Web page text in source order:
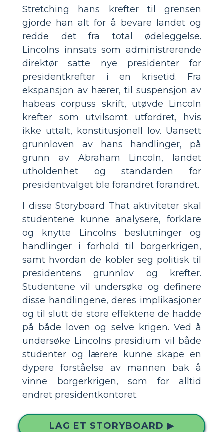
Stretching hans krefter til grensen
gjorde han alt for å bevare landet og
redde det fra total ødeleggelse.
Lincolns innsats som administrerende
direktør satte nye presidenter for
presidentkrefter i en krisetid. Fra
ekspansjon av hærer, til suspensjon av
habeas corpuss skrift, utøvde Lincoln
krefter som utvilsomt utfordret, hvis
ikke uttalt, konstitusjonell lov. Uansett
grunnloven av hans handlinger, på
grunn av Abraham Lincoln, landet
utholdenhet og standarden for
presidentvalget ble forandret forandret.
I disse Storyboard That aktiviteter skal
studentene kunne analysere, forklare
og knytte Lincolns beslutninger og
handlinger i forhold til borgerkrigen,
samt hvordan de kobler seg politisk til
presidentens grunnlov og krefter.
Studentene vil undersøke og definere
disse handlingene, deres implikasjoner
og til slutt de store effektene de hadde
på både loven og selve krigen. Ved å
undersøke Lincolns presidium vil både
studenter og lærere kunne skape en
dypere forståelse av mannen bak å
vinne borgerkrigen, som for alltid
endret presidentkontoret.
LAG ET STORYBOARD ▶